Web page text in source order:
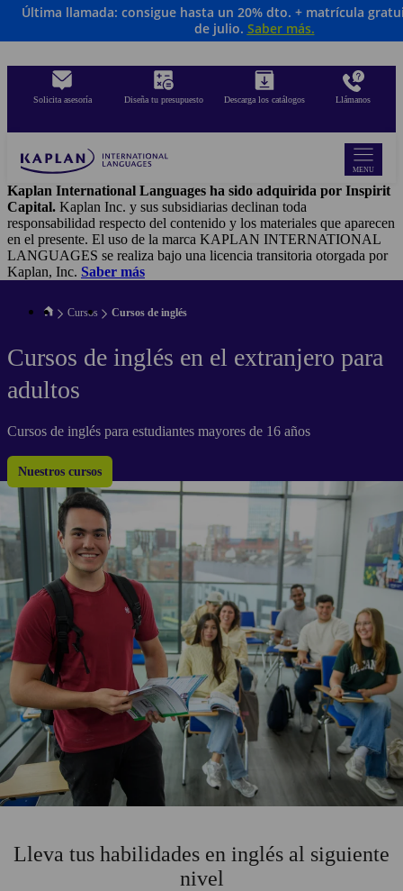
Skip
content
Solicita asesoría Diseña tu presupuesto Descarga los catálogos Llámanos
MENU
Kaplan International Languages ha sido adquirida por Inspirit
Capital. Kaplan Inc. y sus subsidiarias declinan toda
responsabilidad respecto del contenido y los materiales que aparecen
en el presente. El uso de la marca KAPLAN INTERNATIONAL
LANGUAGES se realiza bajo una licencia transitoria otorgada por
Kaplan, Inc. Saber más
Última llamada: consigue hasta un 20% dto. + matrícula
de julio. Saber más.
Cursos Cursos de inglés
Cursos de inglés en el extranjero para
adultos
Cursos de inglés para estudiantes mayores de 16 años
Nuestros cursos
Lleva tus habilidades en inglés al siguiente
nivel